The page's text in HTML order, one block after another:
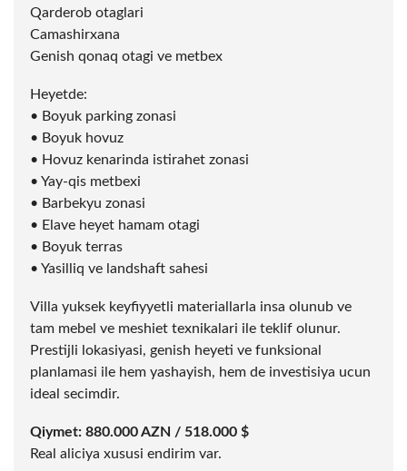
Qarderob otaglari
Camashirxana
Genish qonaq otagi ve metbex
Heyetde:
• Boyuk parking zonasi
• Boyuk hovuz
• Hovuz kenarinda istirahet zonasi
• Yay-qis metbexi
• Barbekyu zonasi
• Elave heyet hamam otagi
• Boyuk terras
• Yasilliq ve landshaft sahesi
Villa yuksek keyfiyyetli materiallarla insa olunub ve
tam mebel ve meshiet texnikalari ile teklif olunur.
Prestijli lokasiyasi, genish heyeti ve funksional
planlamasi ile hem yashayish, hem de investisiya ucun
ideal secimdir.
Qiymet: 880.000 AZN / 518.000 $
Real aliciya xususi endirim var.